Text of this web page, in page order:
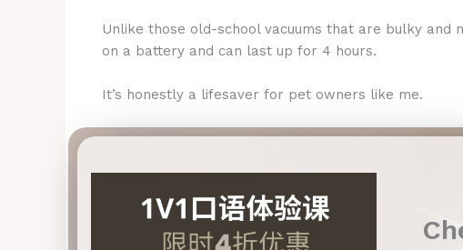
Unlike those old-school vacuums that are bulky and
on a battery and can last up for 4 hours.
It’s honestly a lifesaver for pet owners like me.